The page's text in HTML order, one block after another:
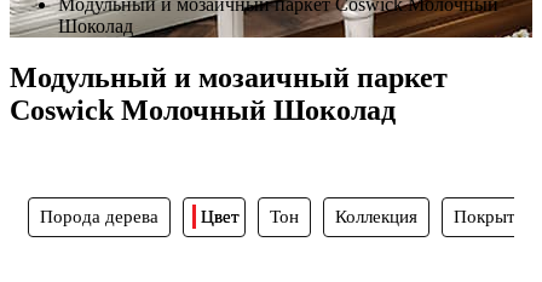
Модульный и мозаичный паркет Coswick Молочный
Шоколад
Модульный и мозаичный паркет
Coswick Молочный Шоколад
Порода дерева Цвет Тон Коллекция Покрытие